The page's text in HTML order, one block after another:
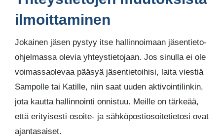
ilmoittaminen
Jokainen jäsen pystyy itse hallinnoimaan jäsentieto-
ohjelmassa olevia yhteystietojaan. Jos sinulla ei ole
voimassaolevaa pääsyä jäsentietoihisi, laita viestiä
Sampolle tai Katille, niin saat uuden aktivointilinkin,
jota kautta hallinnointi onnistuu. Meille on tärkeää,
että erityisesti osoite- ja sähköpostiosoitetietosi ovat
ajantasaiset.